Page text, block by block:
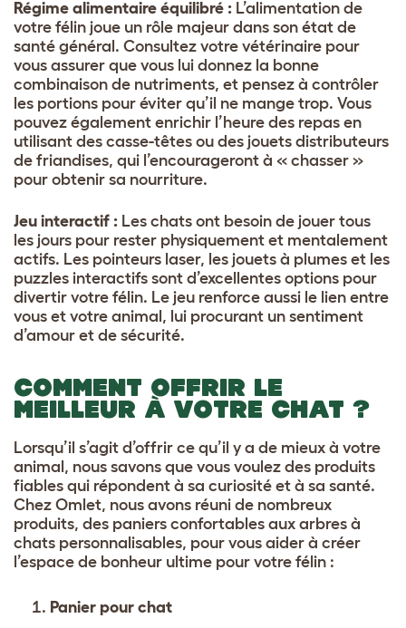
Régime alimentaire équilibré : L’alimentation de
votre félin joue un rôle majeur dans son état de
santé général. Consultez votre vétérinaire pour
vous assurer que vous lui donnez la bonne
combinaison de nutriments, et pensez à contrôler
les portions pour éviter qu’il ne mange trop. Vous
pouvez également enrichir l’heure des repas en
utilisant des casse-têtes ou des jouets distributeurs
de friandises, qui l’encourageront à « chasser »
pour obtenir sa nourriture.
Jeu interactif : Les chats ont besoin de jouer tous
les jours pour rester physiquement et mentalement
actifs. Les pointeurs laser, les jouets à plumes et les
puzzles interactifs sont d’excellentes options pour
divertir votre félin. Le jeu renforce aussi le lien entre
vous et votre animal, lui procurant un sentiment
d’amour et de sécurité.
COMMENT OFFRIR LE
MEILLEUR À VOTRE CHAT ?
Lorsqu’il s’agit d’offrir ce qu’il y a de mieux à votre
animal, nous savons que vous voulez des produits
fiables qui répondent à sa curiosité et à sa santé.
Chez Omlet, nous avons réuni de nombreux
produits, des paniers confortables aux arbres à
chats personnalisables, pour vous aider à créer
l’espace de bonheur ultime pour votre félin :
Panier pour chat